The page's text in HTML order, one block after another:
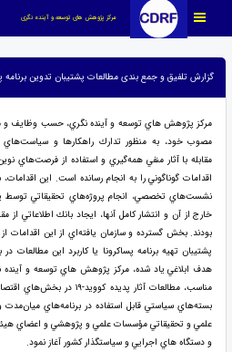
مرکز پژوهش های توسعه و آینده نگری
گزارش تلفیق و جمع بندی مطالعات پشتیبان تدوین برنامه
مركز پژوهش ­هاي توسعه و آينده ­نگري، حسب وظايف و
مصوب خود، به منظور تدارك راهكارها و سياست‌هاي
مقابله با آثار منفي همه‌گيري و استفاده از فرصت‌هاي
اقدامات گوناگوني را به انجام رسانده است. اين اقدامات،
نشست‌هاي تخصصي، انجام پروژه‌هاي تحقيقاتي
خارج از آن و انتشار كامل آن­ها، ايجاد بانك اطلاعاتي
پشتيبان تهيه برنامه پساكرونا يا كاربرد اين مطالعات
هدف ابلاغي ياد ‌شده، مركز پژوهش هاي توسعه و آينده
مناسب، مطالعات آثار پديده
بسته‌هاي سياستي قابل استفاده در برنامه‌هاي ميان‌مدت
علمي و تحقيقاتي مؤسسات علمي و پژوهشي و اعضاي
و دستگاه­ هاي اجرايي و سياست­گذار كشور آغاز نمود.